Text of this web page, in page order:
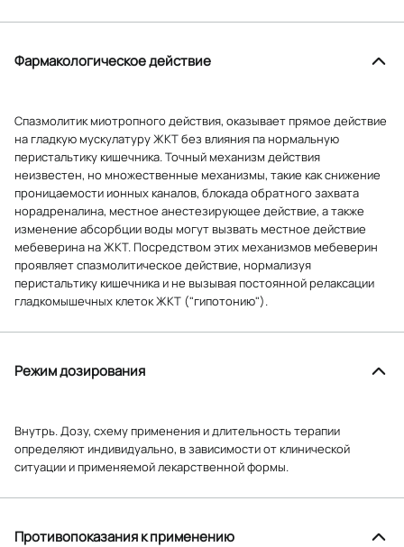
Фармакологическое действие
Спазмолитик миотропного действия, оказывает прямое действие
на гладкую мускулатуру ЖКТ без влияния па нормальную
перистальтику кишечника. Точный механизм действия
неизвестен, но множественные механизмы, такие как снижение
проницаемости ионных каналов, блокада обратного захвата
норадреналина, местное анестезирующее действие, а также
изменение абсорбции воды могут вызвать местное действие
мебеверина на ЖКТ. Посредством этих механизмов мебеверин
проявляет спазмолитическое действие, нормализуя
перистальтику кишечника и не вызывая постоянной релаксации
гладкомышечных клеток ЖКТ ("гипотонию").
Режим дозирования
Внутрь. Дозу, схему применения и длительность терапии
определяют индивидуально, в зависимости от клинической
ситуации и применяемой лекарственной формы.
Противопоказания к применению